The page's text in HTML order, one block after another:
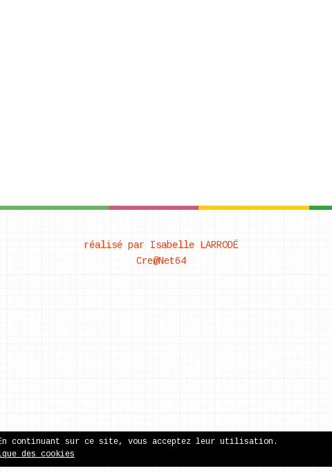
réalisé par Isabelle LARRODÉ
Cre@Net64
continuant sur ce site, vous acceptez leur utilisation.
des cookies